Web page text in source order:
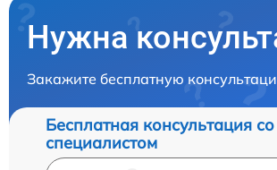
Нужна
Закажите бесплатную
Бесплатная консультация со
специалистом